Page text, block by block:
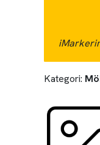
i
Kategori: